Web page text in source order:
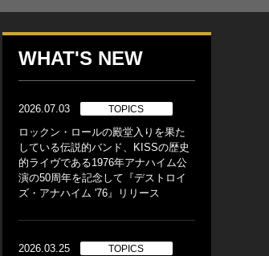
WHAT'S NEW
2026.07.03 TOPICS
ロックン・ロールの殿堂入りを果た
している伝説的バンド、KISSの歴史
的ライヴである1976年アナハイム公
演の50周年を記念して『デストロイ
ズ・アナハイム '76』リリース
2026.03.25 TOPICS